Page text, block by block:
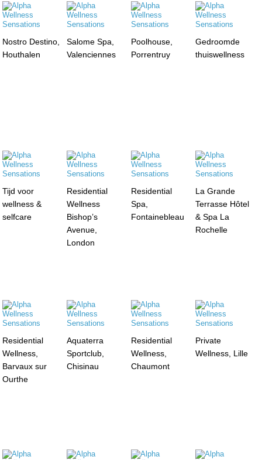
Nostro Destino,
Houthalen
Salome Spa,
Valenciennes
Poolhouse,
Porrentruy
Gedroomde
thuiswellness
Tijd voor
wellness &
selfcare
Residential
Wellness
Bishop’s
Avenue,
London
Residential
Spa,
Fontainebleau
La Grande
Terrasse Hôtel
& Spa La
Rochelle
Residential
Wellness,
Barvaux sur
Ourthe
Aquaterra
Sportclub,
Chisinau
Residential
Wellness,
Chaumont
Private
Wellness, Lille